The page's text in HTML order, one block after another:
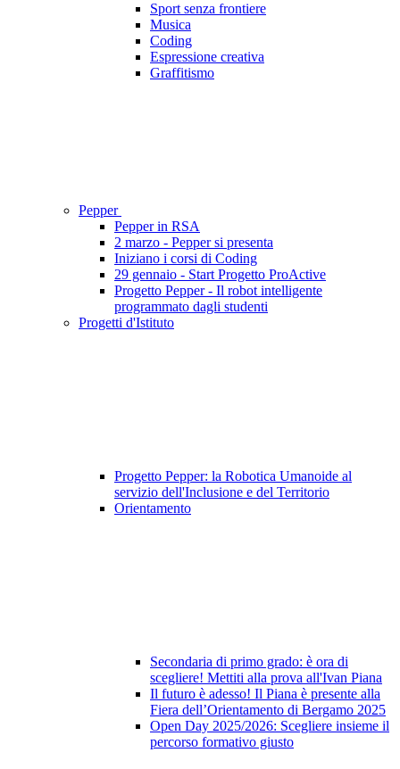
Sport senza frontiere
Musica
Coding
Espressione creativa
Graffitismo
Pepper
Pepper in RSA
2 marzo - Pepper si presenta
Iniziano i corsi di Coding
29 gennaio - Start Progetto ProActive
Progetto Pepper - Il robot intelligente
programmato dagli studenti
Progetti d'Istituto
Progetto Pepper: la Robotica Umanoide al
servizio dell'Inclusione e del Territorio
Orientamento
Secondaria di primo grado: è ora di
scegliere! Mettiti alla prova all'Ivan Piana
Il futuro è adesso! Il Piana è presente alla
Fiera dell’Orientamento di Bergamo 2025
Open Day 2025/2026: Scegliere insieme il
percorso formativo giusto